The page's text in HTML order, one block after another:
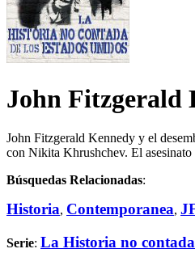
John Fitzgerald
John Fitzgerald Kennedy y el
con Nikita Khrushchev. El
Búsquedas Relacionadas:
Historia, Contemporanea,
Serie: La Historia no